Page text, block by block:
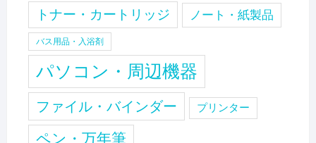
トナー・カートリッジ ノート・紙製品
バス用品・入浴剤
パソコン・周辺機器
ファイル・バインダー プリンター
ペン・万年筆